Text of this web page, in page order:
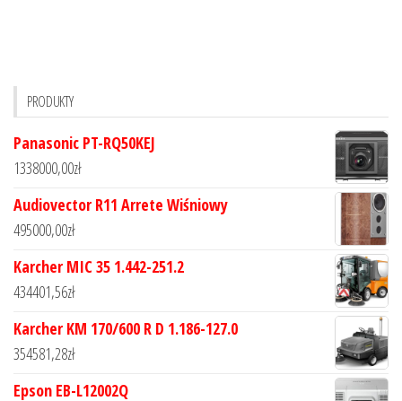
PRODUKTY
Panasonic PT-RQ50KEJ
1338000,00zł
Audiovector R11 Arrete Wiśniowy
495000,00zł
Karcher MIC 35 1.442-251.2
434401,56zł
Karcher KM 170/600 R D 1.186-127.0
354581,28zł
Epson EB-L12002Q